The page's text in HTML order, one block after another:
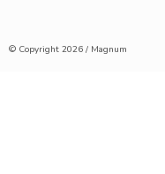
© Copyright 2026 / Magnum